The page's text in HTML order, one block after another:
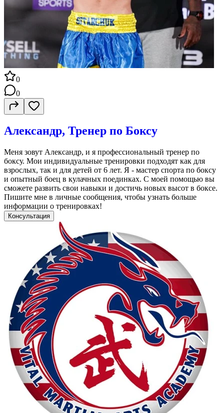
0
0
Александр, Тренер по Боксу
Меня зовут Александр, и я профессиональный тренер по
боксу. Мои индивидуальные тренировки подходят как для
взрослых, так и для детей от 6 лет. Я - мастер спорта по боксу
и опытный боец в кулачных поединках. С моей помощью вы
сможете развить свои навыки и достичь новых высот в боксе.
Пишите мне в личные сообщения, чтобы узнать больше
информации о тренировках!
Консультация